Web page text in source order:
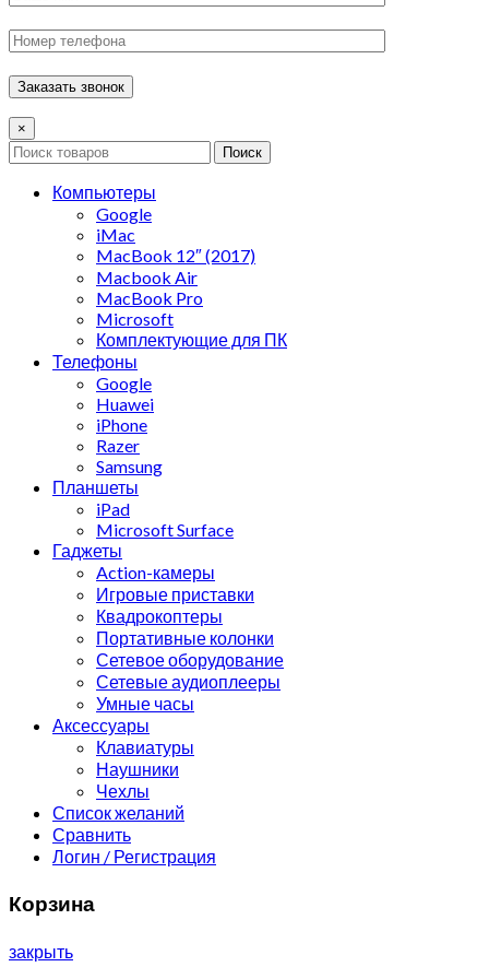
×
Поиск
Компьютеры
Google
iMac
MacBook 12″ (2017)
Macbook Air
MacBook Pro
Microsoft
Комплектующие для ПК
Телефоны
Google
Huawei
iPhone
Razer
Samsung
Планшеты
iPad
Microsoft Surface
Гаджеты
Action-камеры
Игровые приставки
Квадрокоптеры
Портативные колонки
Сетевое оборудование
Сетевые аудиоплееры
Умные часы
Аксессуары
Клавиатуры
Наушники
Чехлы
Список желаний
Сравнить
Логин / Регистрация
Корзина
закрыть